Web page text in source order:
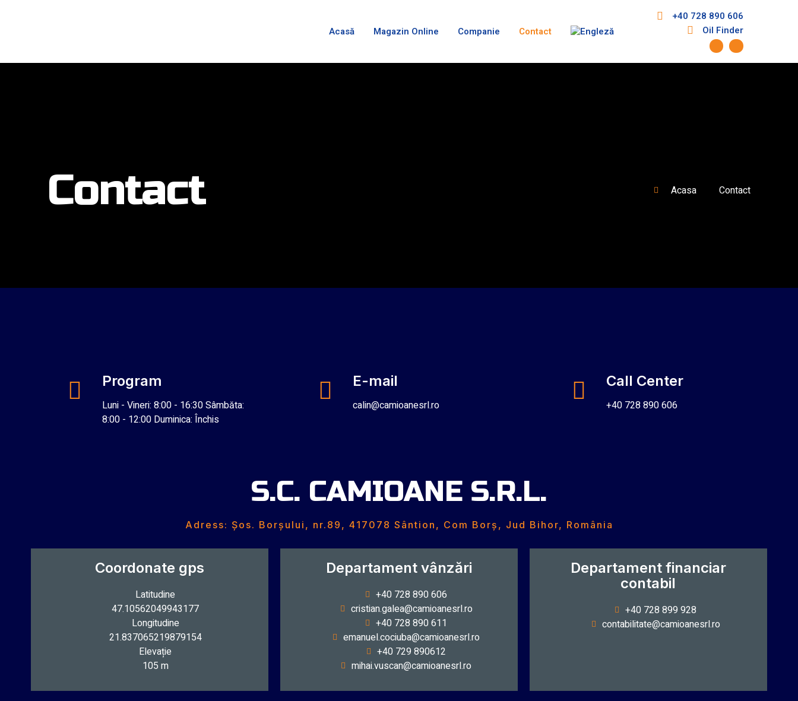
Acasă Magazin Online Companie Contact
+40 728 890 606
Oil Finder
Contact Acasa Contact
Program
Luni - Vineri: 8:00 - 16:30 Sâmbăta:
8:00 - 12:00 Duminica: Închis
E-mail
calin@camioanesrl.ro
Call Center
+40 728 890 606
S.C. CAMIOANE S.R.L.
Adress: Șos. Borșului, nr.89, 417078 Sântion, Com Borș, Jud Bihor, România
Coordonate gps
Latitudine
47.10562049943177
Longitudine
21.837065219879154
Elevație
105 m
Departament vânzări
+40 728 890 606
cristian.galea@camioanesrl.ro
+40 728 890 611
emanuel.cociuba@camioanesrl.ro
+40 729 890612
mihai.vuscan@camioanesrl.ro
Departament financiar
contabil
+40 728 899 928
contabilitate@camioanesrl.ro